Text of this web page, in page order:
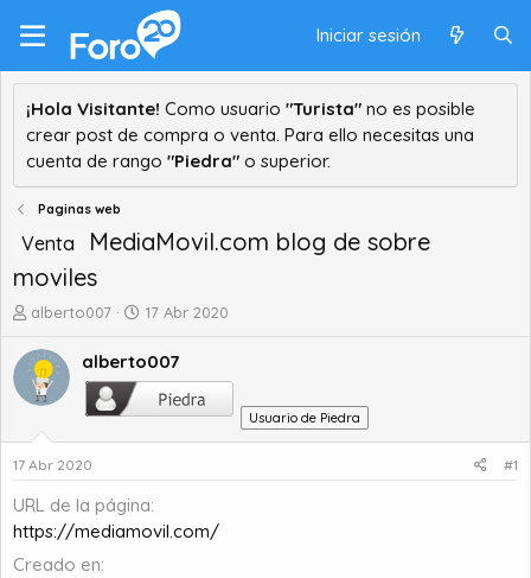
Iniciar sesión
¡Hola Visitante! Como usuario "Turista" no es posible
crear post de compra o venta. Para ello necesitas una
cuenta de rango "Piedra" o superior.
Paginas web
Venta
MediaMovil.com blog de sobre
moviles
A
t
o
r
e
t
m
a
alberto007
F
c
h
e
i
c
17 Abr 2020
alberto007
Usuario de Piedra
17 Abr 2020 #1
URL de la página
https://mediamovil.com/
Creado en